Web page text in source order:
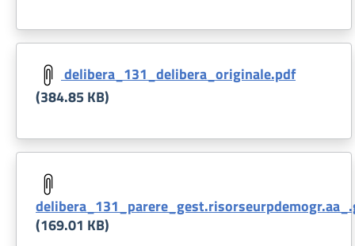
Document
delibera_131_delibera_originale.pdf
(384.85 KB)
Document
(169.01 KB)